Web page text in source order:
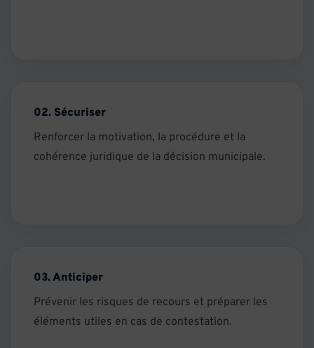
02. Sécuriser
Renforcer la motivation, la procédure et la
cohérence juridique de la décision municipale.
03. Anticiper
Prévenir les risques de recours et préparer les
éléments utiles en cas de contestation.